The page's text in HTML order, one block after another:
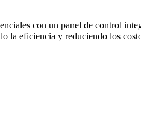
con un panel de control
la eficiencia y reduciendo los